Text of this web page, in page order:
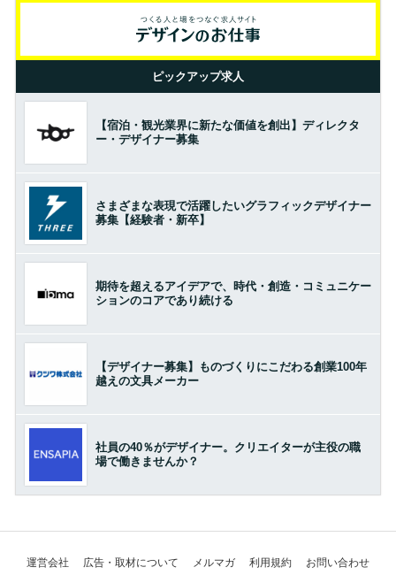
ピックアップ求人
【宿泊・観光業界に新たな価値を創出】ディレクタ
ー・デザイナー募集
さまざまな表現で活躍したいグラフィックデザイナー
募集【経験者・新卒】
期待を超えるアイデアで、時代・創造・コミュニケー
ションのコアであり続ける
【デザイナー募集】ものづくりにこだわる創業100年
越えの文具メーカー
社員の40％がデザイナー。クリエイターが主役の職
場で働きませんか？
運営会社 広告・取材について メルマガ 利用規約 お問い合わせ